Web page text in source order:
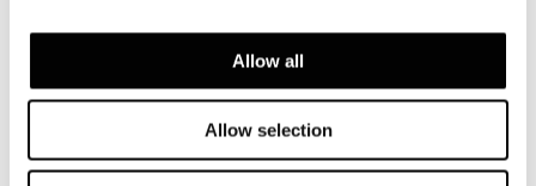
Allow all
Allow selection